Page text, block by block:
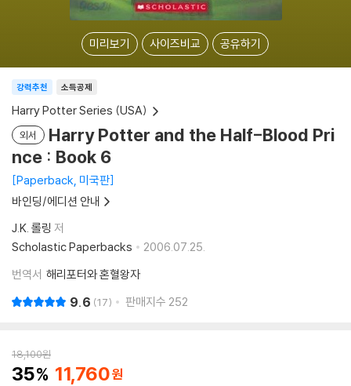
미리보기 사이즈비교 공유하기
소득공제
강력추천
Harry Potter Series (USA)
외서
Harry Potter and the Half-Blood Pri
nce : Book 6
Paperback, 미국판
바인딩/에디션 안내
J.K. 롤링 저
Scholastic Paperbacks
2006.07.25.
번역서 해리포터와 혼혈왕자
9.6 17 판매지수 252
18,100원
35 11,760